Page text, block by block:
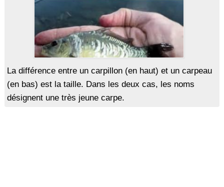
La différence entre un carpillon (en haut) et un carpeau
(en bas) est la taille. Dans les deux cas, les noms
désignent une très jeune carpe.